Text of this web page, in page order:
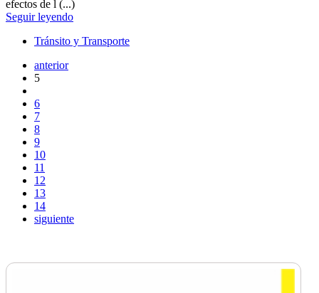
efectos de l (...)
Seguir leyendo
Tránsito y Transporte
anterior
5
6
7
8
9
10
11
12
13
14
siguiente